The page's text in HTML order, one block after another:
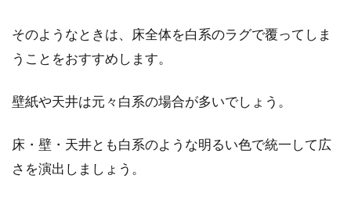
そのようなときは、床全体を白系のラグで覆ってしま
うことをおすすめします。
壁紙や天井は元々白系の場合が多いでしょう。
床・壁・天井とも白系のような明るい色で統一して広
さを演出しましょう。